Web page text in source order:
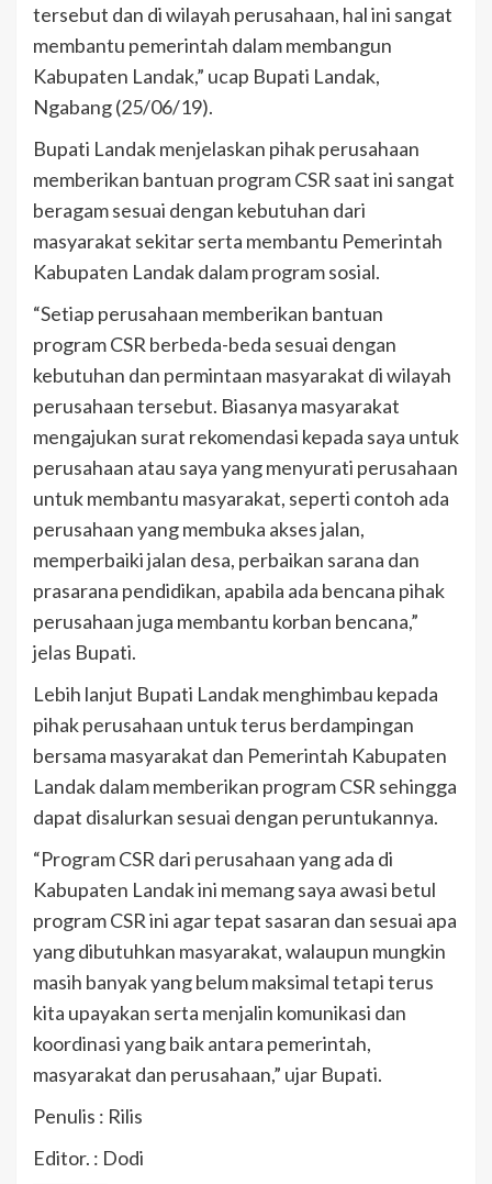
tersebut dan di wilayah perusahaan, hal ini sangat
membantu pemerintah dalam membangun
Kabupaten Landak,” ucap Bupati Landak,
Ngabang (25/06/19).
Bupati Landak menjelaskan pihak perusahaan
memberikan bantuan program CSR saat ini sangat
beragam sesuai dengan kebutuhan dari
masyarakat sekitar serta membantu Pemerintah
Kabupaten Landak dalam program sosial.
“Setiap perusahaan memberikan bantuan
program CSR berbeda-beda sesuai dengan
kebutuhan dan permintaan masyarakat di wilayah
perusahaan tersebut. Biasanya masyarakat
mengajukan surat rekomendasi kepada saya untuk
perusahaan atau saya yang menyurati perusahaan
untuk membantu masyarakat, seperti contoh ada
perusahaan yang membuka akses jalan,
memperbaiki jalan desa, perbaikan sarana dan
prasarana pendidikan, apabila ada bencana pihak
perusahaan juga membantu korban bencana,”
jelas Bupati.
Lebih lanjut Bupati Landak menghimbau kepada
pihak perusahaan untuk terus berdampingan
bersama masyarakat dan Pemerintah Kabupaten
Landak dalam memberikan program CSR sehingga
dapat disalurkan sesuai dengan peruntukannya.
“Program CSR dari perusahaan yang ada di
Kabupaten Landak ini memang saya awasi betul
program CSR ini agar tepat sasaran dan sesuai apa
yang dibutuhkan masyarakat, walaupun mungkin
masih banyak yang belum maksimal tetapi terus
kita upayakan serta menjalin komunikasi dan
koordinasi yang baik antara pemerintah,
masyarakat dan perusahaan,” ujar Bupati.
Penulis : Rilis
Editor. : Dodi